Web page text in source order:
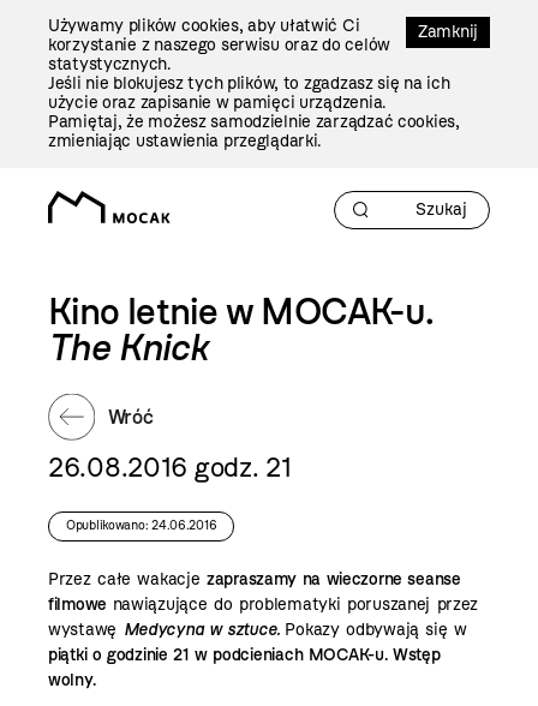
Zamknij
Używamy plików cookies, aby ułatwić Ci
korzystanie z naszego serwisu oraz do celów
statystycznych.
Jeśli nie blokujesz tych plików, to zgadzasz się na ich
użycie oraz zapisanie w pamięci urządzenia.
Pamiętaj, że możesz samodzielnie zarządzać cookies,
zmieniając ustawienia przeglądarki.
Kino letnie w MOCAK-u.
The Knick
Wróć
26.08.2016 godz. 21
Opublikowano: 24.06.2016
Przez całe wakacje zapraszamy na wieczorne seanse
filmowe nawiązujące do problematyki poruszanej przez
wystawę Medycyna w sztuce. Pokazy odbywają się w
piątki o godzinie 21 w podcieniach MOCAK-u. Wstęp
wolny.